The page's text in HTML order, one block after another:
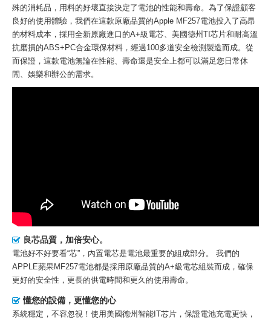
殊的消耗品，用料的好壞直接決定了電池的性能和壽命。為了保證顧客
良好的使用體驗，我們在這款原廠品質的Apple MF257電池投入了高昂
的材料成本，採用全新原廠進口的A+級電芯、美國德州TI芯片和耐高溫
抗磨損的ABS+PC合金環保材料，經過100多道安全檢測製造而成。從
而保證，這款電池無論在性能、壽命還是安全上都可以滿足您日常休
閒、娛樂和辦公的需求。
良芯品質，加倍安心。
電池好不好要看“芯”，內置電芯是電池最重要的組成部分。 我們的
APPLE蘋果MF257電池都是採用原廠品質的A+級電芯組裝而成，確保
更好的安全性，更長的供電時間和更久的使用壽命。
懂您的設備，更懂您的心
系統穩定，不容忽視！使用美國德州智能IT芯片，保證電池充電更快，